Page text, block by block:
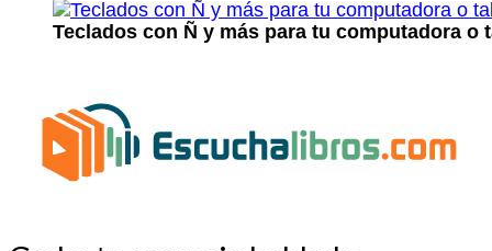
Teclados con Ñ y más para tu computadora o